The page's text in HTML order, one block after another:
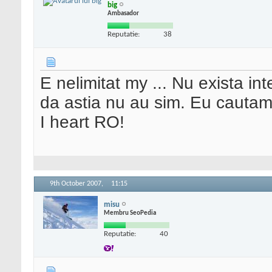
big
Ambasador
Reputatie: 38
E nelimitat my ... Nu exista
da astia nu au sim. Eu
I heart RO!
9th October 2007, 11:15
misu
Membru SeoPedia
Reputatie: 40